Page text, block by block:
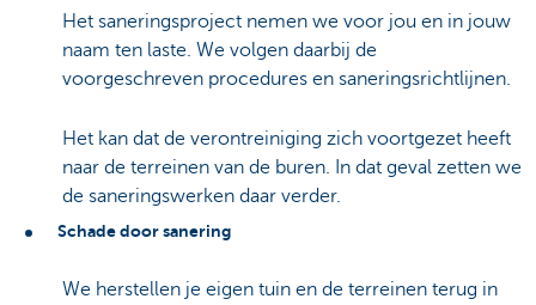
Het saneringsproject nemen we voor jou en in jouw
naam ten laste. We volgen daarbij de
voorgeschreven procedures en saneringsrichtlijnen.
Het kan dat de verontreiniging zich voortgezet heeft
naar de terreinen van de buren. In dat geval zetten we
de saneringswerken daar verder.
Schade door sanering
We herstellen je eigen tuin en de terreinen terug in